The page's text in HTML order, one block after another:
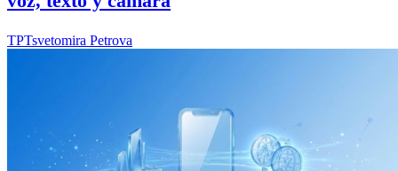
TPTsvetomira Petrova